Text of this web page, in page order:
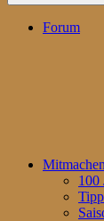
Forum
Mitmachen
100